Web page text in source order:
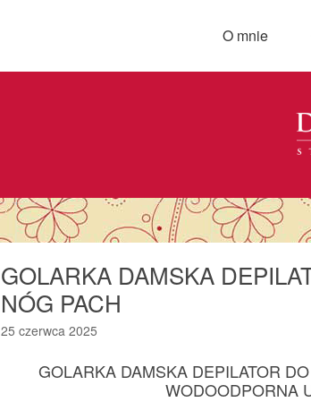
O mnie
GOLARKA DAMSKA
NÓG PACH
25 czerwca 2025
GOLARKA DAMSKA DEPILATOR
WODOODPORNA